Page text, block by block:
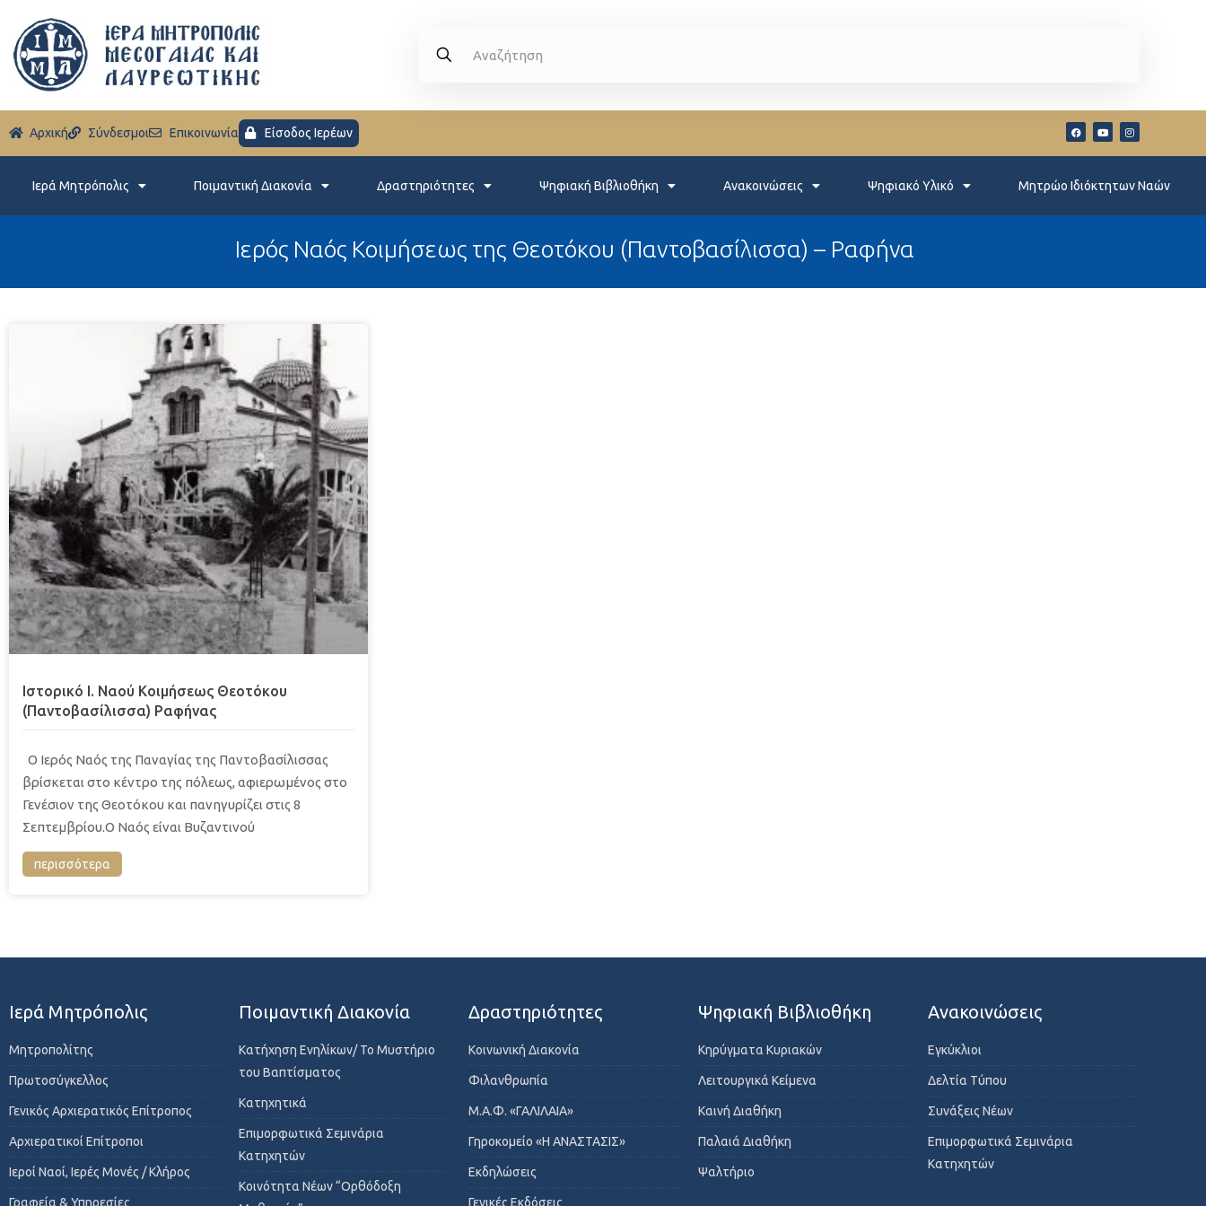
Aρχική Σύνδεσμοι Eπικοινωνία Είσοδος Ιερέων
Ιερά Μητρόπολις Ποιμαντική Διακονία Δραστηριότητες Ψηφιακή Βιβλιοθήκη Ανακοινώσεις Ψηφιακό Υλικό Μητρώο Ιδιόκτητων Ναών
Ιερός Ναός Κοιμήσεως της Θεοτόκου (Παντοβασίλισσα) – Ραφήνα
Ιστορικό Ι. Ναού Κοιμήσεως Θεοτόκου
(Παντοβασίλισσα) Ραφήνας
Ο Ιερός Ναός της Παναγίας της Παντοβασίλισσας
βρίσκεται στο κέντρο της πόλεως, αφιερωμένος στο
Γενέσιον της Θεοτόκου και πανηγυρίζει στις 8
Σεπτεμβρίου.Ο Ναός είναι Βυζαντινού
περισσότερα
Ιερά Μητρόπολις
Μητροπολίτης
Πρωτοσύγκελλος
Γενικός Αρχιερατικός Επίτροπος
Αρχιερατικοί Επίτροποι
Ιεροί Ναοί, Ιερές Μονές / Κλήρος
Γραφεία & Υπηρεσίες
Ποιμαντική Διακονία
Κατήχηση Ενηλίκων/ Το Μυστήριο
του Βαπτίσματος
Κατηχητικά
Επιμορφωτικά Σεμινάρια
Κατηχητών
Κοινότητα Νέων “Ορθόδοξη
Δραστηριότητες
Κοινωνική Διακονία
Φιλανθρωπία
Μ.Α.Φ. «ΓΑΛΙΛΑΙΑ»
Γηροκομείο «Η ΑΝΑΣΤΑΣΙΣ»
Εκδηλώσεις
Γενικές Εκδόσεις
Ψηφιακή Βιβλιοθήκη
Κηρύγματα Κυριακών
Λειτουργικά Κείμενα
Καινή Διαθήκη
Παλαιά Διαθήκη
Ψαλτήριο
Ανακοινώσεις
Εγκύκλιοι
Δελτία Τύπου
Συνάξεις Νέων
Επιμορφωτικά Σεμινάρια
Κατηχητών